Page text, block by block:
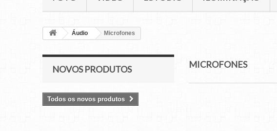
Áudio Microfones
NOVOS PRODUTOS
Todos os novos produtos
MICROFONES